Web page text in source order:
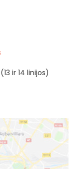
ir 14 linijos)